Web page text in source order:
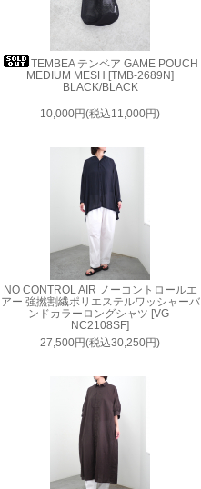
TEMBEA テンベア GAME POUCH
MEDIUM MESH [TMB-2689N]
BLACK/BLACK
10,000円(税込11,000円)
NO CONTROL AIR ノーコントロールエ
アー 強撚割繊ポリエステルワッシャーバ
ンドカラーロングシャツ [VG-
NC2108SF]
27,500円(税込30,250円)